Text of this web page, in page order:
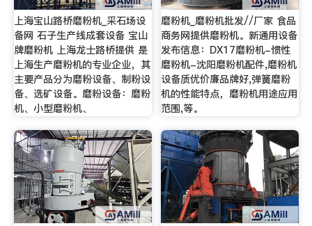
上海宝山路桥磨粉机_采石场设
备网 石子生产线成套设备 宝山
牌磨粉机 上海龙士路桥提供 是
上海生产磨粉机的专业企业，其
主要产品分为磨粉设备、制粉设
备、选矿设备。磨粉设备：磨粉
机、小型磨粉机、
磨粉机_磨粉机批发//厂家 食品
商务网提供磨粉机。新通用设备
发布信息：DX17磨粉机-惯性
磨粉机-沈阳磨粉机配件,磨粉机
设备质优价廉品牌好,弹簧磨粉
机的性能特点，磨粉机用途应用
范围,等。